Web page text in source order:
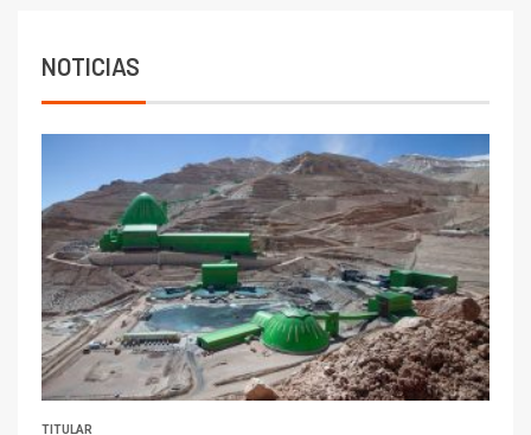
NOTICIAS
TITULAR